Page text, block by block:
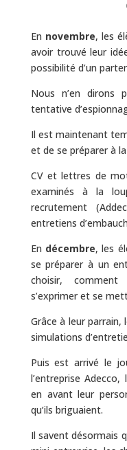
En novembre, les
avoir trouvé leur
possibilité d’un
Nous n’en dirons
tentative
Il est maintenant
et de se préparer à
CV et lettres de
examinés à la
recrutement
entretiens
En décembre, les
se préparer à un
choisir,
s’exprimer et se
Grâce à leur
simulations
Puis est arrivé le
l’entreprise
en avant leur
qu’ils briguaient.
Il savent désormais